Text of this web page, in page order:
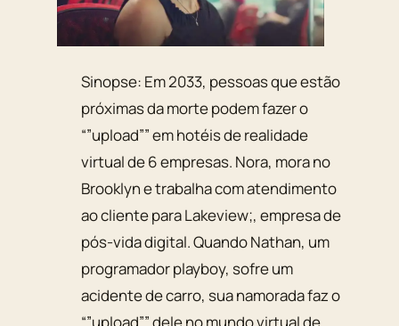
Sinopse: Em 2033, pessoas que estão
próximas da morte podem fazer o
“”upload”” em hotéis de realidade
virtual de 6 empresas. Nora, mora no
Brooklyn e trabalha com atendimento
ao cliente para Lakeview;, empresa de
pós-vida digital. Quando Nathan, um
programador playboy, sofre um
acidente de carro, sua namorada faz o